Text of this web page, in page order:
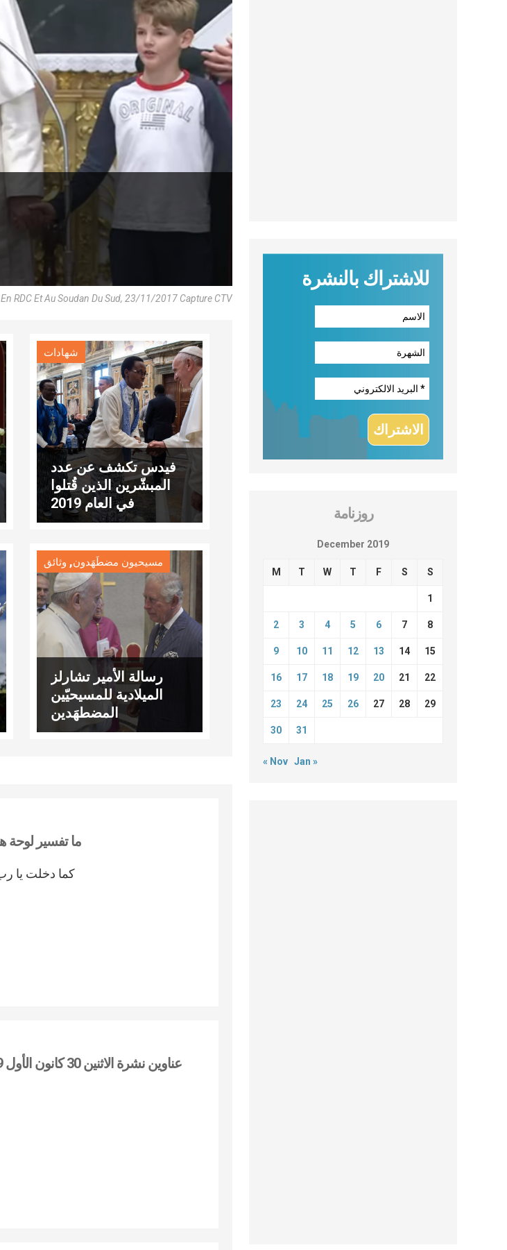
RDC Et Au Soudan Du Sud, 23/11/2017 Capture CTV
شهادات
فيدس تكشف عن عدد
المبشّرين الذين قُتلوا
في العام 2019
مسيحيون مضطَهَدون, وثائق
رسالة الأمير تشارلز
الميلادية للمسيحيّين
المضطهَدين
ما تفسير لوحة
كما دخلت يا
عناوين نشرة الاثنين 30 كانون الأول 2019: الحوار في العائلة
للاشتراك بالنشرة
روزنامة
December 2019
M T W T F S S
1
2 3 4 5 6 7 8
9 10 11 12 13 14 15
16 17 18 19 20 21 22
23 24 25 26 27 28 29
30 31
« Nov Jan »